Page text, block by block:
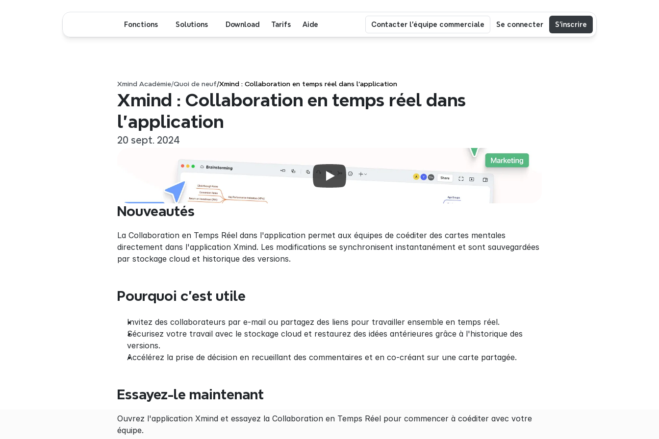
Xmind Académie/Quoi de neuf/Xmind : Collaboration en temps réel dans l'application
Xmind : Collaboration en temps réel dans
l'application
20 sept. 2024
Nouveautés
La Collaboration en Temps Réel dans l'application permet aux équipes de coéditer des cartes mentales
directement dans l'application Xmind. Les modifications se synchronisent instantanément et sont sauvegardées
par stockage cloud et historique des versions.
Pourquoi c'est utile
Invitez des collaborateurs par e-mail ou partagez des liens pour travailler ensemble en temps réel.
Sécurisez votre travail avec le stockage cloud et restaurez des idées antérieures grâce à l'historique des
versions.
Accélérez la prise de décision en recueillant des commentaires et en co-créant sur une carte partagée.
Essayez-le maintenant
Ouvrez l'application Xmind et essayez la Collaboration en Temps Réel pour commencer à coéditer avec votre
équipe.
Fonctions Solutions Download Tarifs Aide Contacter l'équipe commerciale Se connecter S’inscrire